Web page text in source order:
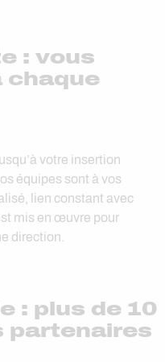
: vous
chaque
votre insertion
équipes sont à vos
lien constant avec
mis en œuvre pour
direction.
: plus de 10
partenaires